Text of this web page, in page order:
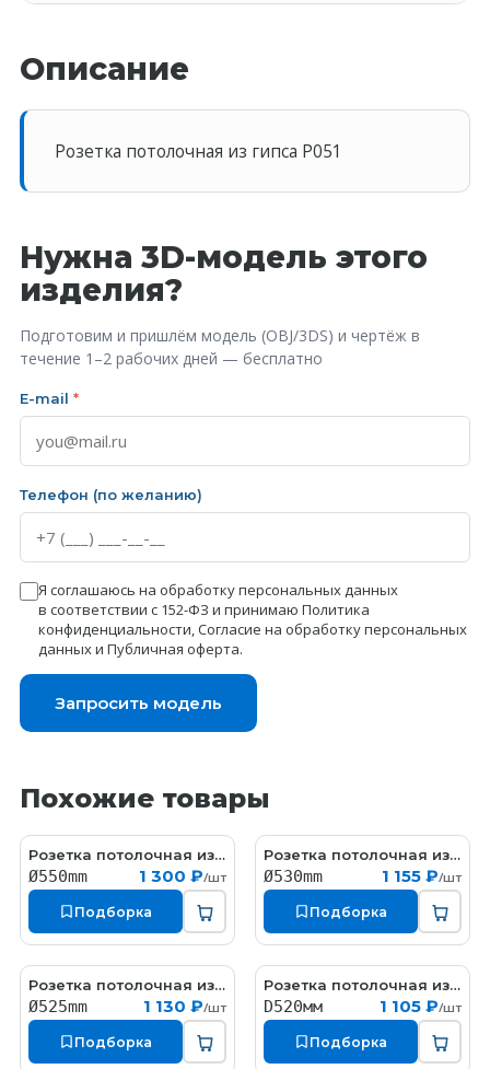
Описание
Розетка потолочная из гипса P051
Нужна 3D-модель этого
изделия?
Подготовим и пришлём модель (OBJ/3DS) и чертёж в
течение 1–2 рабочих дней — бесплатно
E-mail *
Телефон (по желанию)
Я соглашаюсь на обработку персональных данных
в соответствии с 152-ФЗ и принимаю Политика
конфиденциальности,Согласие на обработку персональных
данныхи Публичная оферта.
Запросить модель
Похожие товары
RW025Розетка потолочная из гипса гипсовая с орнаментом
Ø550mm 1 300 ₽/шт
Подборка
RW016Розетка потолочная из гипса гипсовая с орнаментом
Ø530mm 1 155 ₽/шт
Подборка
RW013Розетка потолочная из гипса гипсовая с орнаментом
Ø525mm 1 130 ₽/шт
Подборка
RW076Розетка потолочная из гипса гипсовая с орнаментом
D520мм 1 105 ₽/шт
Подборка